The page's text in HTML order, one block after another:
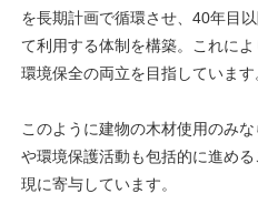
を長期計画で循環させ、40年目
て利用する体制を構築。これに
環境保全の両立を目指しています
このように建物の木材使用のみ
や環境保護活動も包括的に進め
現に寄与しています。